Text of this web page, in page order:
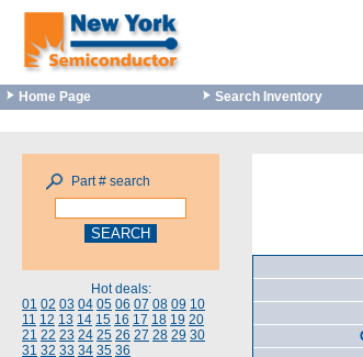
Home Page Search Inventory
Part # search
Hot deals:
01 02 03 04 05 06 07 08 09 10
11 12 13 14 15 16 17 18 19 20
21 22 23 24 25 26 27 28 29 30
31 32 33 34 35 36